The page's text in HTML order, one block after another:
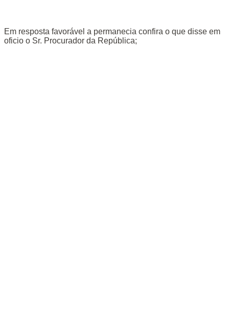
Em resposta favorável a permanecia confira o que disse em
oficio o Sr. Procurador da República;